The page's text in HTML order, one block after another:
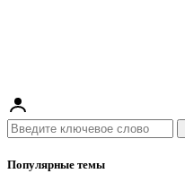
Популярные темы